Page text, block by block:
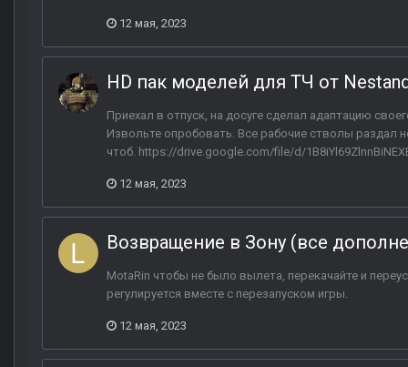
12 мая, 2023
HD пак моделей для ТЧ от
Приехал в отпуск, на досуге сделал адаптацию
Извольте опробовать. Все рабочие стволы
чтоб. https://drive.google.com/file/d/
12 мая, 2023
Возвращение в Зону (все
MotaRin чтобы не было вылета, перекачайте и
регулируется вместе с перезапуском игры.
12 мая, 2023